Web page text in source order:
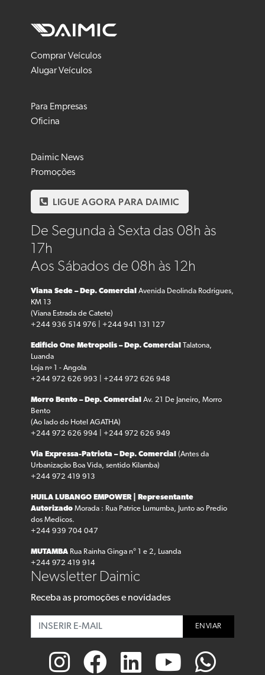
Comprar Veículos
Alugar Veículos
Para Empresas
Oficina
Daimic News
Promoções
LIGUE AGORA PARA DAIMIC
De Segunda à Sexta das 08h às
17h
Aos Sábados de 08h às 12h
Viana Sede – Dep. Comercial
Avenida Deolinda Rodrigues,
KM 13
(Viana Estrada de Catete)
+244 936 514 976 | +244 941 131 127
Edifício One Metropolis – Dep. Comercial
Talatona,
Luanda
Loja nº 1 - Angola
+244 972 626 993 | +244 972 626 948
Morro Bento – Dep. Comercial
Av. 21 De Janeiro, Morro
Bento
(Ao lado do Hotel AGATHA)
+244 972 626 994 | +244 972 626 949
Via Expressa-Patriota – Dep. Comercial
(Antes da
Urbanização Boa Vida, sentido Kilamba)
+244 972 419 913
HUILA LUBANGO EMPOWER | Representante
Autorizado Morada : Rua Patrice Lumumba, Junto ao Predio
dos Medicos.
+244 939 704 047
MUTAMBA Rua Rainha Ginga n° 1 e 2, Luanda
+244 972 419 914
Newsletter Daimic
Receba as promoções e novidades
ENVIAR